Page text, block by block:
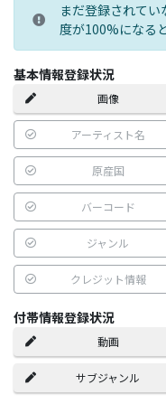
まだ登録されて
度が100%になる
基本情報登録状況
画像
アーティスト名
原産国
バーコード
ジャンル
クレジット情報
付帯情報登録状況
動画
サブジャンル